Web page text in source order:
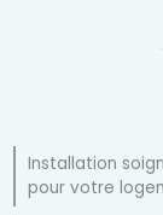
Installation
pour votre